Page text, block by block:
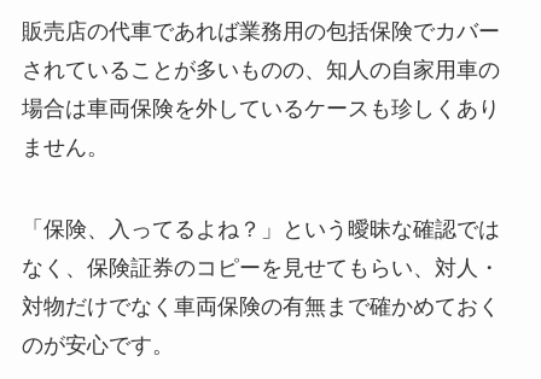
販売店の代車であれば業務用の包括保険でカバー
されていることが多いものの、知人の自家用車の
場合は車両保険を外しているケースも珍しくあり
ません。
「保険、入ってるよね？」という曖昧な確認では
なく、保険証券のコピーを見せてもらい、対人・
対物だけでなく車両保険の有無まで確かめておく
のが安心です。